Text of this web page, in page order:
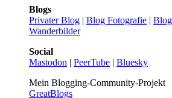
Blogs
Privater Blog | Blog Fotografie |
Wanderbilder
Social
Mastodon | PeerTube | Bluesky
Mein Blogging-Community-Projekt
GreatBlogs